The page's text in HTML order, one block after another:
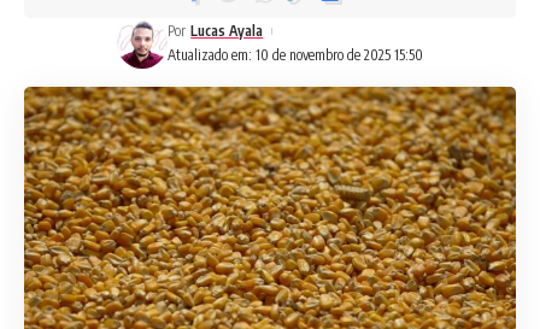
Atualizado em: 10 de novembro de 2025 15:50
Por Lucas Ayala